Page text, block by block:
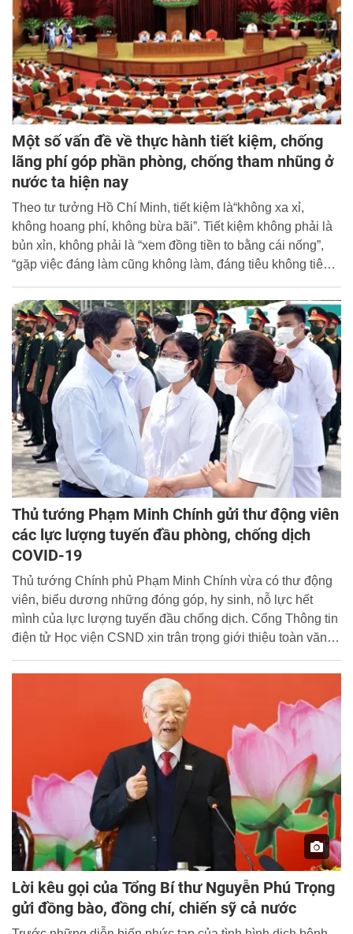
Một số vấn đề về thực hành tiết kiệm, chống
lãng phí góp phần phòng, chống tham nhũng ở
nước ta hiện nay
Theo tư tưởng Hồ Chí Minh, tiết kiệm là“không xa xỉ,
không hoang phí, không bừa bãi”. Tiết kiệm không phải là
bủn xỉn, không phải là “xem đồng tiền to bằng cái nống”,
“gặp việc đáng làm cũng không làm, đáng tiêu không tiêu”.
phải là tiêu cực.
Thủ tướng Phạm Minh Chính gửi thư động viên
các lực lượng tuyến đầu phòng, chống dịch
COVID-19
Thủ tướng Chính phủ Phạm Minh Chính vừa có thư động
viên, biểu dương những đóng góp, hy sinh, nỗ lực hết
mình của lực lượng tuyến đầu chống dịch. Cổng Thông tin
điện tử Học viện CSND xin trân trọng giới thiệu toàn văn
Lời kêu gọi của Tổng Bí thư Nguyễn Phú Trọng
gửi đồng bào, đồng chí, chiến sỹ cả nước